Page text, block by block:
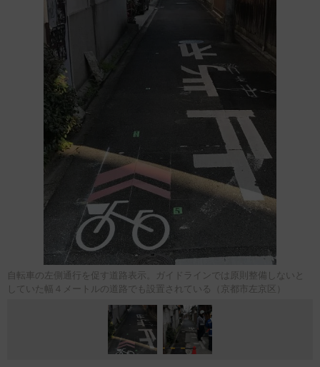
自転車の左側通行を促す道路表示。ガイドラインでは原則整備しないと
していた幅４メートルの道路でも設置されている（京都市左京区）